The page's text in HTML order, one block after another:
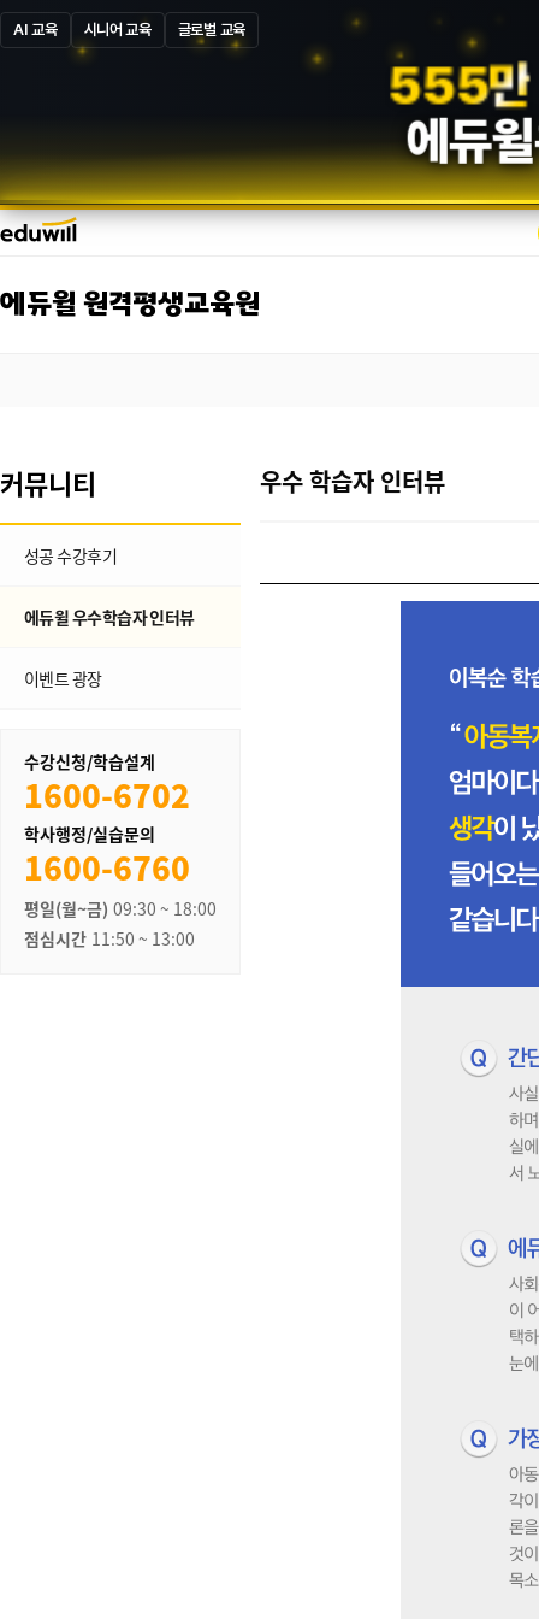
AI 교육 시니어 교육 글로벌 교육
587만
에듀윌
에듀윌 원격평생교육원
커뮤니티
성공 수강후기
에듀윌 우수학습자 인터뷰
이벤트 광장
수강신청/학습설계
1600-6702
학사행정/실습문의
1600-6760
평일(월~금) 09:30 ~ 18:00
점심시간 11:50 ~ 13:00
우수 학습자 인터뷰